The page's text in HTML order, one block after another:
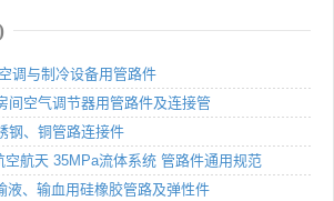
调与制冷设备用管路件
间空气调节器用管路件及连接管
钢、铜管路连接件
空航天 35MPa流体系统 管路件通用规范
、输血用硅橡胶管路及弹性件